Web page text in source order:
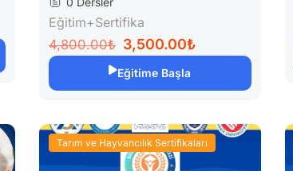
Eğitim+Sertifika
4,800.00₺ 3,500.00₺
Eğitime Başla
Tarım ve Hayvancılık Sertifikaları